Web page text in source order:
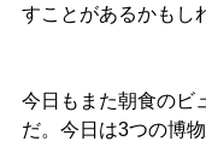
すことがあるかもし
今日もまた朝食のビ
だ。今日は3つの博